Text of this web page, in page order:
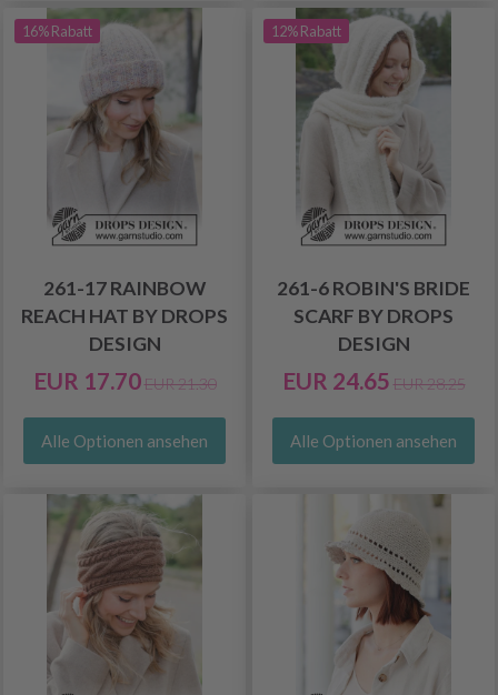
16% Rabatt
261-17 RAINBOW
REACH HAT BY DROPS
DESIGN
EUR 17.70 EUR 21.30
Alle Optionen ansehen
12% Rabatt
261-6 ROBIN'S BRIDE
SCARF BY DROPS
DESIGN
EUR 24.65 EUR 28.25
Alle Optionen ansehen